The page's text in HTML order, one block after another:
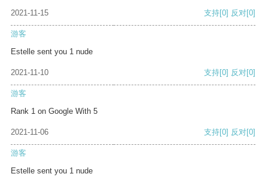
2021-11-15 支持[0] 反对[0]
游客
Estelle sent you 1 nude
2021-11-10 支持[0] 反对[0]
游客
Rank 1 on Google With 5
2021-11-06 支持[0] 反对[0]
游客
Estelle sent you 1 nude